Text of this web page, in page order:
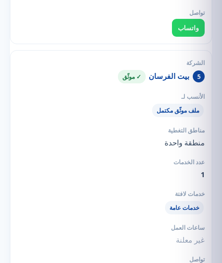
واتساب
5 بيت الفرسان ✓ موثّق
ملف موثّق مكتمل
منطقة واحدة
1
خدمات عامة
غير معلنة